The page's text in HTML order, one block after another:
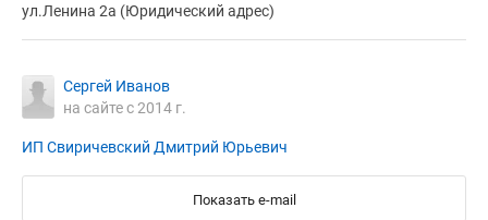
ул.Ленина 2а (Юридический адрес)
Сергей Иванов
на сайте с 2014 г.
ИП Свиричевский Дмитрий Юрьевич
Показать e-mail